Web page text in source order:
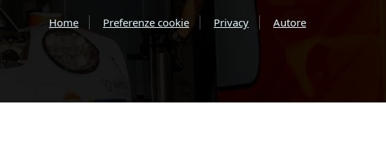
Home Preferenze cookie Privacy Autore